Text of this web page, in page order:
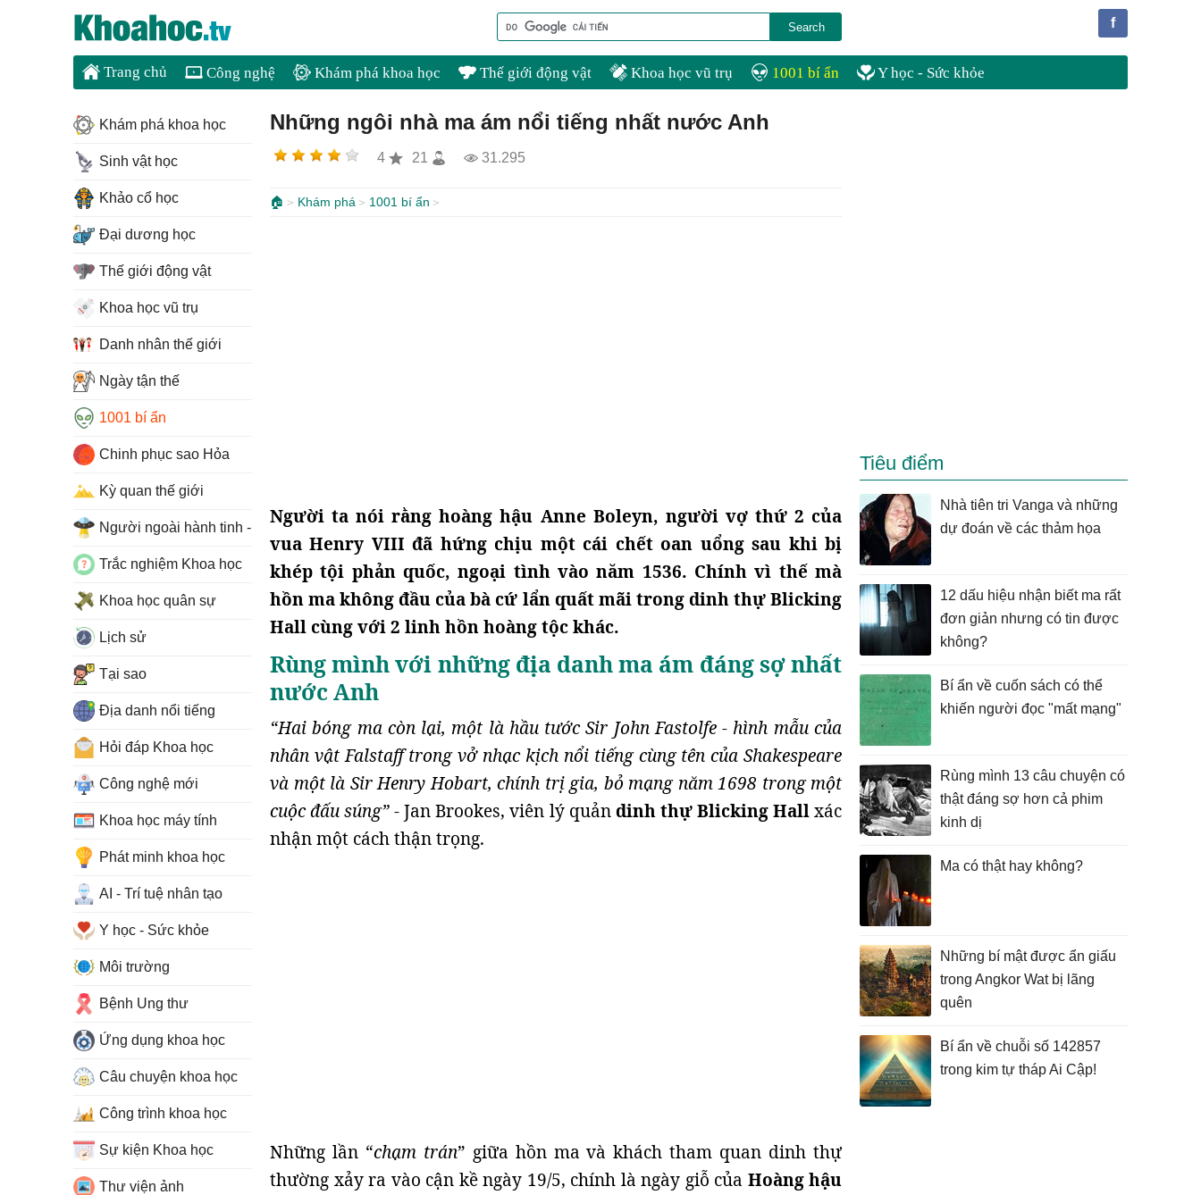
f
Trang chủ Công nghệ Khám phá khoa học Thế giới động vật Khoa học vũ trụ 1001 bí ẩn Y học - Sức khỏe
Những ngôi nhà ma ám nổi tiếng nhất nước Anh
4 21 31.295
🏠 Khám phá 1001 bí ẩn
Người ta nói rằng hoàng hậu Anne Boleyn, người vợ thứ 2 của
vua Henry VIII đã hứng chịu một cái chết oan uổng sau khi bị
khép tội phản quốc, ngoại tình vào năm 1536. Chính vì thế mà
hồn ma không đầu của bà cứ lẩn quất mãi trong dinh thự Blicking
Hall cùng với 2 linh hồn hoàng tộc khác.
Rùng mình với những địa danh ma ám đáng sợ nhất
nước Anh
“Hai bóng ma còn lại, một là hầu tước Sir John Fastolfe - hình mẫu của
nhân vật Falstaff trong vở nhạc kịch nổi tiếng cùng tên của Shakespeare
và một là Sir Henry Hobart, chính trị gia, bỏ mạng năm 1698 trong một
cuộc đấu súng”- Jan Brookes, viên lý quảndinh thự Blicking Hallxác
nhận một cách thận trọng.
Những lần “chạm trán” giữa hồn ma và khách tham quan dinh thự
thường xảy ra vào cận kề ngày 19/5, chính là ngày giỗ của Hoàng hậu
Tiêu điểm
Nhà tiên tri Vanga và những
dự đoán về các thảm họa
12 dấu hiệu nhận biết ma rất
đơn giản nhưng có tin được
không?
Bí ẩn về cuốn sách có thể
khiến người đọc "mất mạng"
Rùng mình 13 câu chuyện có
thật đáng sợ hơn cả phim
kinh dị
Ma có thật hay không?
Những bí mật được ẩn giấu
trong Angkor Wat bị lãng
quên
Bí ẩn về chuỗi số 142857
trong kim tự tháp Ai Cập!
Khám phá khoa học
Sinh vật học
Khảo cổ học
Đại dương học
Thế giới động vật
Khoa học vũ trụ
Danh nhân thế giới
Ngày tận thế
1001 bí ẩn
Chinh phục sao Hỏa
Kỳ quan thế giới
Người ngoài hành tinh - UFO
Trắc nghiệm Khoa học
Khoa học quân sự
Lịch sử
Tại sao
Địa danh nổi tiếng
Hỏi đáp Khoa học
Công nghệ mới
Khoa học máy tính
Phát minh khoa học
AI - Trí tuệ nhân tạo
Y học - Sức khỏe
Môi trường
Bệnh Ung thư
Ứng dụng khoa học
Câu chuyện khoa học
Công trình khoa học
Sự kiện Khoa học
Thư viện ảnh